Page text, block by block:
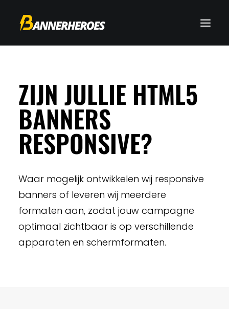
ZIJN JULLIE HTML5
BANNERS
RESPONSIVE?
Waar mogelijk ontwikkelen wij responsive
banners of leveren wij meerdere
formaten aan, zodat jouw campagne
optimaal zichtbaar is op verschillende
apparaten en schermformaten.